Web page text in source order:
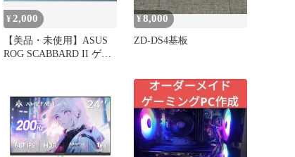
¥2,000
【美品・未使用】ASUS
ROG SCABBARD II ゲー
¥8,000
ZD-DS4基板